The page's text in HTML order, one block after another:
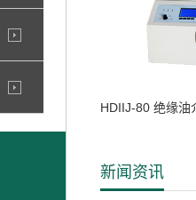
HDIIJ-80 绝缘油
新闻资讯